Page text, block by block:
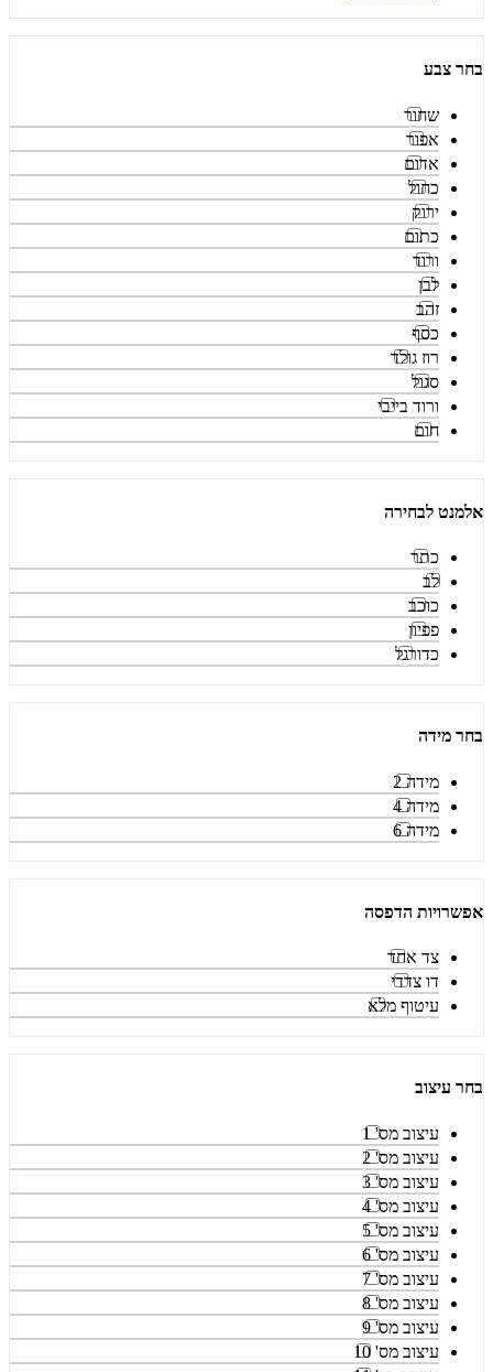
בחר צבע
שחור
אפור
אדום
כחול
ירוק
כתום
ורוד
לבן
זהב
כסף
רוז גולד
סגול
ורוד בייבי
חום
אלמנט לבחירה
כתר
לב
כוכב
פפיון
כדורגל
בחר מידה
מידה 2
מידה 4
מידה 6
אפשרויות הדפסה
צד אחד
דו צדדי
עיטוף מלא
בחר עיצוב
עיצוב מס' 1
עיצוב מס' 2
עיצוב מס' 3
עיצוב מס' 4
עיצוב מס' 5
עיצוב מס' 6
עיצוב מס' 7
עיצוב מס' 8
עיצוב מס' 9
עיצוב מס' 10